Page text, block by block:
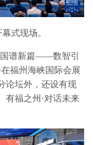
式现场。
谱新篇——数智引
福州海峡国际会展
论坛外，还设有现
有福之州·对话未来